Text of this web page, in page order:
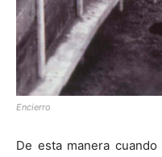
Encierro
De esta manera